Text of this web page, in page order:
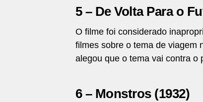
5 – De Volta Para o
O filme foi considerado
filmes sobre o tema de viagem
alegou que o tema vai contra
6 – Monstros (1932)